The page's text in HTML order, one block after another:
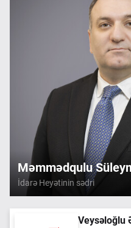
Məmmədqulu
İdarə Heyətinin sədri
Veysəloğlu